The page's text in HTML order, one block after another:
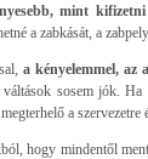
mint
a zabkását, a
a kényelemmel, az
sosem jók.
a szervezetre
hogy mindentől